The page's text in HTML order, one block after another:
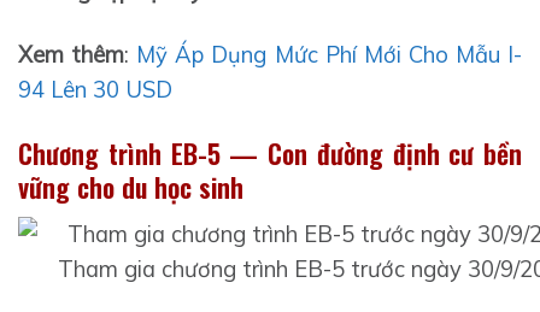
Xem thêm: Mỹ Áp Dụng Mức Phí Mới Cho Mẫu I-
94 Lên 30 USD
Chương trình EB-5 — Con đường định cư bền
vững cho du học sinh
Tham gia chương trình EB-5 trước ngày 30/9/